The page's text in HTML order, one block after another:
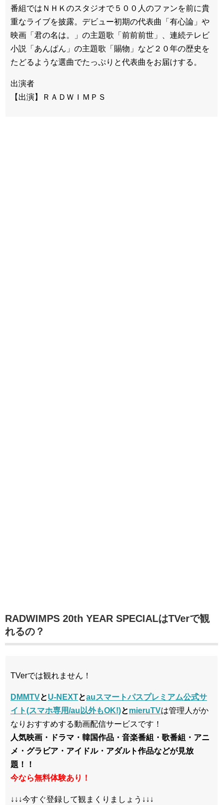
番組ではＮＨＫのスタジオで５００人のファンを前に貴
重なライブを披露。デビュー初期の代表曲「有心論」や
映画「君の名は。」の主題歌「前前前世」、連続テレビ
小説「あんぱん」の主題歌「賜物」など２０年の歴史を
たどるような選曲でたっぷりと代表曲をお届けする。
出演者
【出演】ＲＡＤＷＩＭＰＳ
RADWIMPS 20th YEAR SPECIALはTVerで観
れるの？
TVerでは観れません！
DMMTVとU-NEXTとauスマートパスプレミアム公式サ
イト(スマホ専用/au以外もOK!)とmieruTVは管理人がか
なりおすすめする動画配信サービスです！
人気映画・ドラマ・韓国作品・音楽番組・歌番組・アニ
メ・グラビア・アイドル・アダルト作品などが見放
題！！
今なら無料体験あり！
↓↓↓今すぐ登録して観まくりましょう↓↓↓